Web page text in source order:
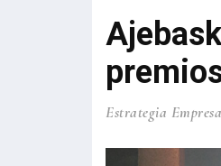
Estrategia